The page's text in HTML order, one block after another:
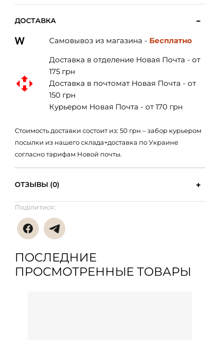
ДОСТАВКА
Самовывоз из магазина - Бесплатно
Доставка в отделение Новая Почта - от
175 грн
Доставка в почтомат Новая Почта - от
150 грн
Курьером Новая Почта - от 170 грн
Стоимость доставки состоит из: 50 грн – забор курьером
посылки из нашего склада+доставка по Украине
согласно тарифам Новой почты.
ОТЗЫВЫ (0)
Поділитися:
ПОСЛЕДНИЕ
ПРОСМОТРЕННЫЕ ТОВАРЫ